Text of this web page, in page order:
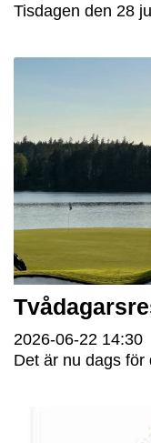
Tisdagen den 28
2026-06-22 14:30
Det är nu dags för